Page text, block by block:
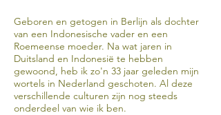
Geboren en getogen in Berlijn als dochter
van een Indonesische vader en een
Roemeense moeder. Na wat jaren in
Duitsland en Indonesië te hebben
gewoond, heb ik zo'n 33 jaar geleden mijn
wortels in Nederland geschoten. Al deze
verschillende culturen zijn nog steeds
onderdeel van wie ik ben.